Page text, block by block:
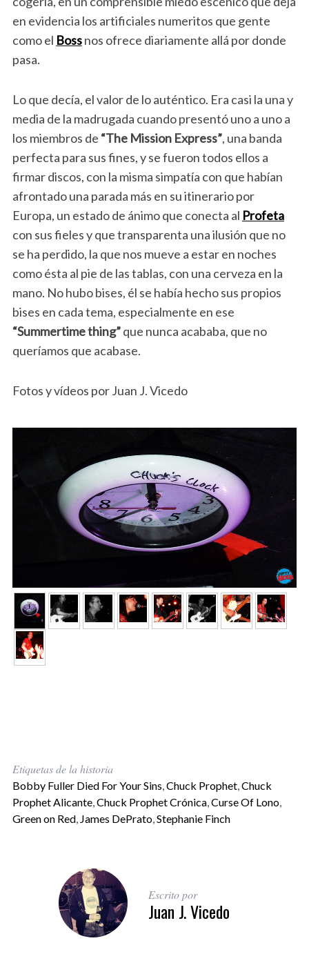
en evidencia los artificiales numeritos que gente
como el Bossnos ofrece diariamente allá por donde
pasa.
Lo que decía, el valor de lo auténtico. Era casi la una y
media de la madrugada cuando presentó uno a uno a
los miembros de “The Mission Express”, una banda
perfecta para sus fines, y se fueron todos ellos a
firmar discos, con la misma simpatía con que habían
afrontado una parada más en su itinerario por
Europa, un estado de ánimo que conecta al Profeta
con sus fieles y que transparenta una ilusión que no
se ha perdido, la que nos mueve a estar en noches
como ésta al pie de las tablas, con una cerveza en la
mano. No hubo bises, él se había hecho sus propios
bises en cada tema, especialmente en ese
“Summertime thing”que nunca acababa, que no
queríamos que acabase.
Fotos y vídeos por Juan J. Vicedo
Etiquetas de la historia
Bobby Fuller Died For Your Sins,Chuck Prophet,Chuck
Prophet Alicante,Chuck Prophet Crónica,Curse Of Lono,
Green on Red, James DePrato,Stephanie Finch
Escrito por
Juan J. Vicedo